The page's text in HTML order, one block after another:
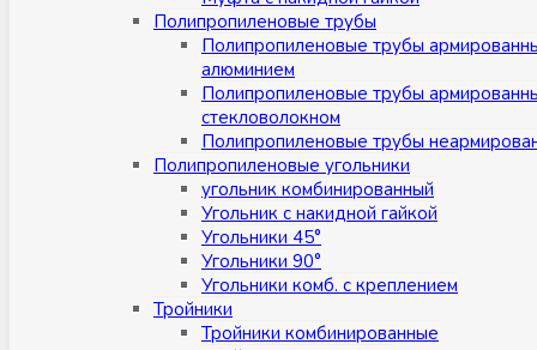
Полипропиленовые трубы
Полипропиленовые трубы
алюминием
Полипропиленовые трубы
стекловолокном
Полипропиленовые трубы
Полипропиленовые угольники
угольник комбинированный
Угольник с накидной гайкой
Угольники 45°
Угольники 90°
Угольники комб. с креплением
Тройники
Тройники комбинированные